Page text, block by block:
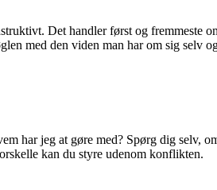
Det handler først og fremmeste
med den viden man har om sig selv
har jeg at gøre med? Spørg dig selv,
kan du styre udenom konflikten.